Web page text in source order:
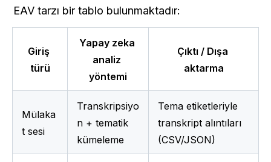
EAV tarzı bir tablo bulunmaktadır:
Giriş
türü
Yapay zeka
analiz
yöntemi
Çıktı / Dışa
aktarma
Mülaka
t sesi
Transkripsiyo
n + tematik
kümeleme
Tema etiketleriyle
transkript alıntıları
(CSV/JSON)